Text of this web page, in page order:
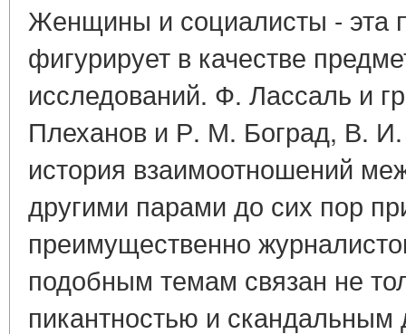
Женщины и социалисты - эта
фигурирует в качестве
исследований. Ф. Лассаль и
Плеханов и Р. М. Боград, В.
история взаимоотношений
другими парами до сих пор
преимущественно
подобным темам связан не
пикантностью и